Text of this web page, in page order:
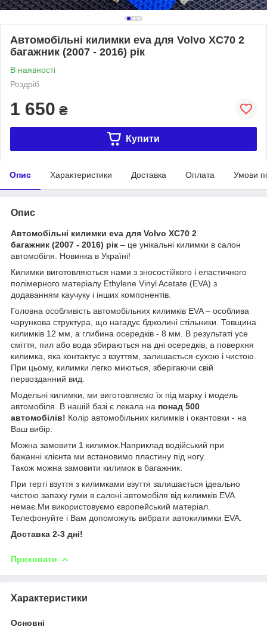
Автомобільні килимки eva для Volvo XC70 2
багажник (2007 - 2016) рік
В наявності
Роздріб
1 650 ₴
Купити
Опис Характеристики Доставка Оплата Умови
Опис
Автомобільні килимки eva для Volvo XC70 2
багажник (2007 - 2016) рік – це унікальні килимки в салон
автомобіля. Новинка в Україні!
Килимки виготовляються нами з зносостійкого і еластичного
полімерного матеріалу Ethylene Vinyl Acetate (EVA) з
додаванням каучуку і інших компонентів.
Головна особливість автомобільних килимків EVA – особлива
чарункова структура, що нагадує бджолині стільники. Товщина
килимків 12 мм, а глибина осередків - 8 мм. В результаті усе
сміття, пил або вода збираються на дні осередків, а поверхня
килимка, яка контактує з взуттям, залишається сухою і чистою.
При цьому, килимки легко миються, зберігаючи свій
первозданний вид.
Модельні килимки, ми виготовляємо їх під марку і модель
автомобіля. В нашій базі є лекала на понад 500
автомобілів! Колір автомобільних килимків і окантовки - на
Ваш вибір.
Можна замовити 1 килимок.Наприклад водійський при
бажанні клієнта ми встановимо пластину під ногу.
Також можна замовити килимок в багажник.
При терті взуття з килимками взуття залишається ідеально
чистою запаху гуми в салоні автомобіля від килимків EVA
немає.Ми використовуємо європейський матеріал.
Телефонуйте і Вам допоможуть вибрати автокилимки EVA.
Доставка 2-3 дні!
Приховати
Характеристики
Основні